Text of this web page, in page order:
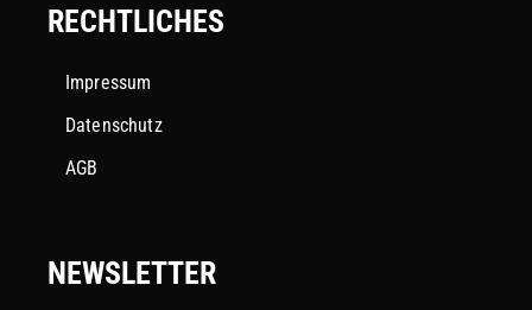
RECHTLICHES
Impressum
Datenschutz
AGB
NEWSLETTER